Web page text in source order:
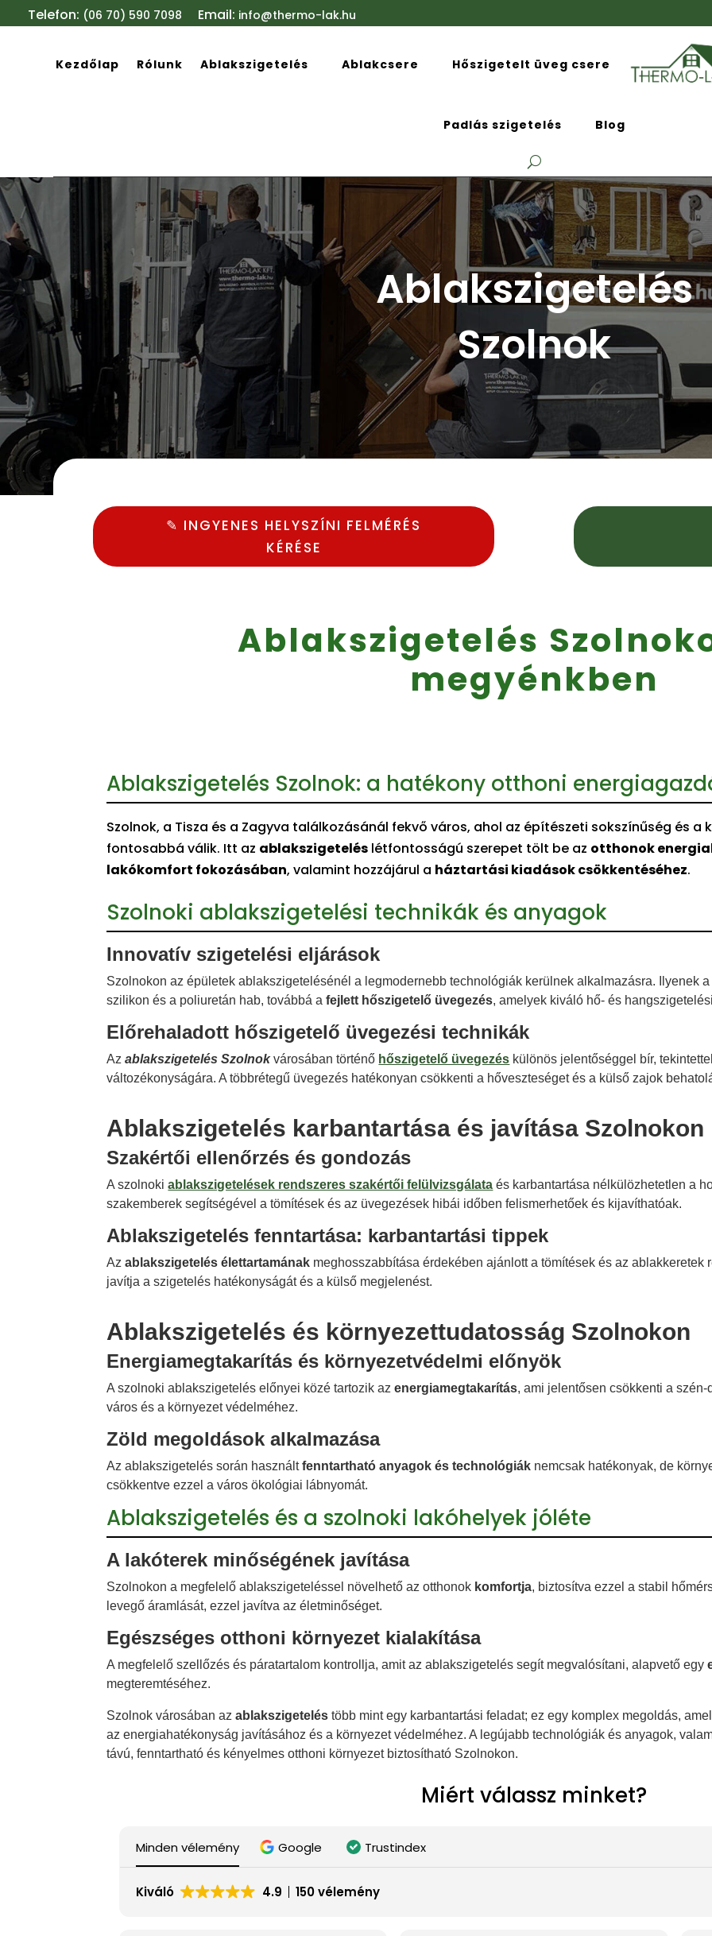
Telefon: (06 70) 590 7098 Email: info@thermo-lak.hu
Kezdőlap Rólunk Ablakszigetelés Ablakcsere Hőszigetelt üveg csere
Padlás szigetelés Blog
Ablakszigetelés
Szolnok
✎ INGYENES HELYSZÍNI FELMÉRÉS
KÉRÉSE
Ablakszigetelés
megyénkben
Ablakszigetelés Szolnok: a hatékony otthoni
Szolnok, a Tisza és a Zagyva találkozásánál fekvő város, ahol az építészeti sokszínűség és
fontosabbá válik. Itt az ablakszigetelés létfontosságú szerepet tölt be az otthonok
lakókomfort fokozásában, valamint hozzájárul a háztartási kiadások csökkentéséhez.
Szolnoki ablakszigetelési technikák és anyagok
Innovatív szigetelési eljárások
Szolnokon az épületek ablakszigetelésénél a legmodernebb technológiák kerülnek alkalmazásra. Ilyenek a
szilikon és a poliuretán hab, továbbá afejlett hőszigetelő üvegezés, amelyek kiváló hő- és
Előrehaladott hőszigetelő üvegezési technikák
Azablakszigetelés Szolnokvárosában történő hőszigetelő üvegezés különös jelentőséggel bír,
változékonyságára. A többrétegű üvegezés hatékonyan csökkenti a hőveszteséget és a külső zajok
Ablakszigetelés karbantartása és javítása Szolnokon
Szakértői ellenőrzés és gondozás
A szolnokiablakszigetelések rendszeres szakértői felülvizsgálata és karbantartása nélkülözhetetlen a
szakemberek segítségével a tömítések és az üvegezések hibái időben felismerhetőek és kijavíthatóak.
Ablakszigetelés fenntartása: karbantartási tippek
Azablakszigetelés élettartamának meghosszabbítása érdekében ajánlott a tömítések és az ablakkeretek
javítja a szigetelés hatékonyságát és a külső megjelenést.
Ablakszigetelés és környezettudatosság Szolnokon
Energiamegtakarítás és környezetvédelmi előnyök
A szolnoki ablakszigetelés előnyei közé tartozik azenergiamegtakarítás, ami jelentősen csökkenti a
város és a környezet védelméhez.
Zöld megoldások alkalmazása
Az ablakszigetelés során használtfenntartható anyagok és technológiák nemcsak hatékonyak, de
csökkentve ezzel a város ökológiai lábnyomát.
Ablakszigetelés és a szolnoki lakóhelyek jóléte
A lakóterek minőségének javítása
Szolnokon a megfelelő ablakszigeteléssel növelhető az otthonok komfortja, biztosítva ezzel a stabil
levegő áramlását, ezzel javítva az életminőséget.
Egészséges otthoni környezet kialakítása
A megfelelő szellőzés és páratartalom kontrollja, amit az ablakszigetelés segít megvalósítani, alapvető egy
megteremtéséhez.
Szolnok városában azablakszigetelés több mint egy karbantartási feladat; ez egy komplex megoldás,
az energiahatékonyság javításához és a környezet védelméhez. A legújabb technológiák és anyagok,
távú, fenntartható és kényelmes otthoni környezet biztosítható Szolnokon.
Miért válassz minket?
Minden vélemény Google Trustindex
Kiváló 4.9 150 vélemény